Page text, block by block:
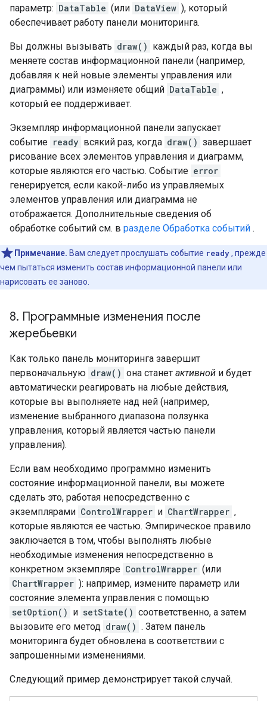
параметр: DataTable (или DataView ), который
обеспечивает работу панели мониторинга.
Вы должны вызывать draw() каждый раз, когда вы
меняете состав информационной панели (например,
добавляя к ней новые элементы управления или
диаграммы) или изменяете общий DataTable ,
который ее поддерживает.
Экземпляр информационной панели запускает
событие ready всякий раз, когда draw() завершает
рисование всех элементов управления и диаграмм,
которые являются его частью. Событие error
генерируется, если какой-либо из управляемых
элементов управления или диаграмма не
отображается. Дополнительные сведения об
обработке событий см. в разделе Обработка событий .
Примечание. Вам следует прослушать событие ready, прежде
чем пытаться изменить состав информационной панели или
нарисовать ее заново.
8. Программные изменения после
жеребьевки
Как только панель мониторинга завершит
первоначальную draw() она станет активной и будет
автоматически реагировать на любые действия,
которые вы выполняете над ней (например,
изменение выбранного диапазона ползунка
управления, который является частью панели
управления).
Если вам необходимо программно изменить
состояние информационной панели, вы можете
сделать это, работая непосредственно с
экземплярами ControlWrapper и ChartWrapper ,
которые являются ее частью. Эмпирическое правило
заключается в том, чтобы выполнять любые
необходимые изменения непосредственно в
конкретном экземпляре ControlWrapper (или
ChartWrapper ): например, измените параметр или
состояние элемента управления с помощью
setOption() и setState() соответственно, а затем
вызовите его метод draw() . Затем панель
мониторинга будет обновлена ​​в соответствии с
запрошенными изменениями.
Следующий пример демонстрирует такой случай.